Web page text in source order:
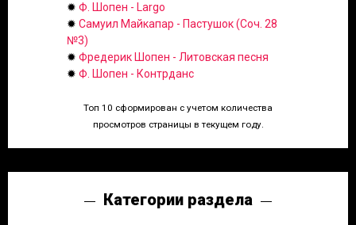
✹ Ф. Шопен - Largo
✹ Самуил Майкапар - Пастушок (Соч. 28
№3)
✹ Фредерик Шопен - Литовская песня
✹ Ф. Шопен - Контрданс
Топ 10 сформирован с учетом количества
просмотров страницы в текущем году.
Категории раздела